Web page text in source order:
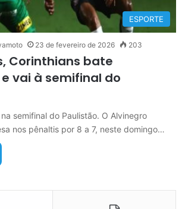
ESPORTE
23 de fevereiro de 2026 203
Corinthians bate
vai à semifinal do
semifinal do Paulistão. O Alvinegro
nos pênaltis por 8 a 7, neste domingo…